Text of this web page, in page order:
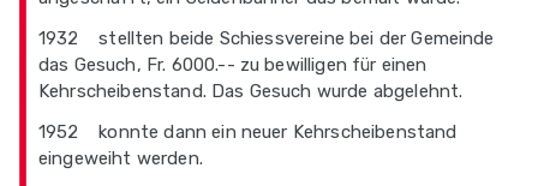
1932 stellten beide Schiessvereine bei der Gemeinde
das Gesuch, Fr. 6000.-- zu bewilligen für einen
Kehrscheibenstand. Das Gesuch wurde abgelehnt.
1952 konnte dann ein neuer Kehrscheibenstand
eingeweiht werden.